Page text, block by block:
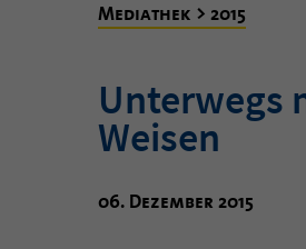
Mediathek > 2015
Unterwegs
Weisen
06. Dezember 2015